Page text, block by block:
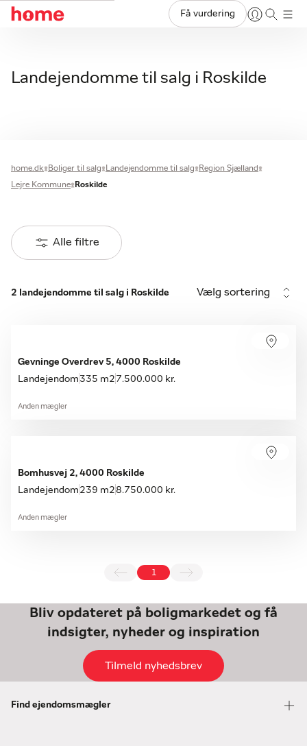
Få vurdering
Landejendomme til salg i Roskilde
home.dk Boliger til salg Landejendomme til salg
Region Sjælland
Lejre Kommune
Roskilde
Alle filtre
2 landejendomme til salg i Roskilde Vælg sortering
Gevninge Overdrev 5, 4000 Roskilde
Landejendom 335 m2 7.500.000 kr.
Anden mægler
Bomhusvej 2, 4000 Roskilde
Landejendom 239 m28.750.000 kr.
Anden mægler
Bliv opdateret på boligmarkedet og få
indsigter, nyheder og inspiration
Tilmeld nyhedsbrev
Find ejendomsmægler